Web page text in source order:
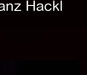
Hackl